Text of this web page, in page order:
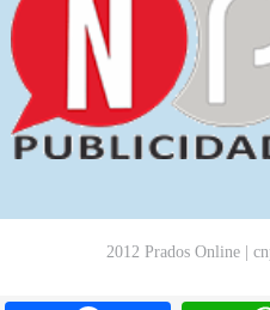
2012 Prados Online |